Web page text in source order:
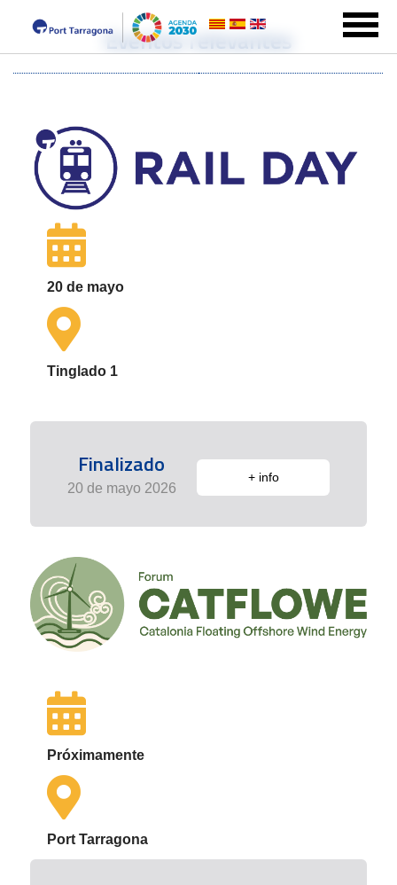
Eventos relevantes
20 de mayo
Tinglado 1
Finalizado
20 de mayo 2026
+ info
Próximamente
Port Tarragona